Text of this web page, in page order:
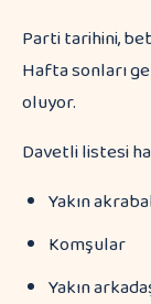
Parti tarihini,
Hafta sonları
oluyor.
Davetli listesi
Yakın
Komşular
Yakın